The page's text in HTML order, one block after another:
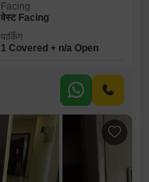
Facing
वेस्ट Facing
पार्किंग
1 Covered + n/a Open